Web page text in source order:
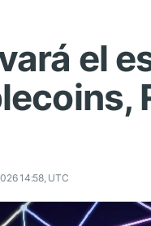
el
14:58, UTC